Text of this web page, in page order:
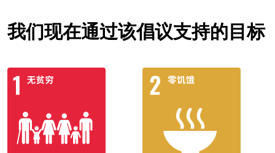
我们现在通过该倡议支持的目标